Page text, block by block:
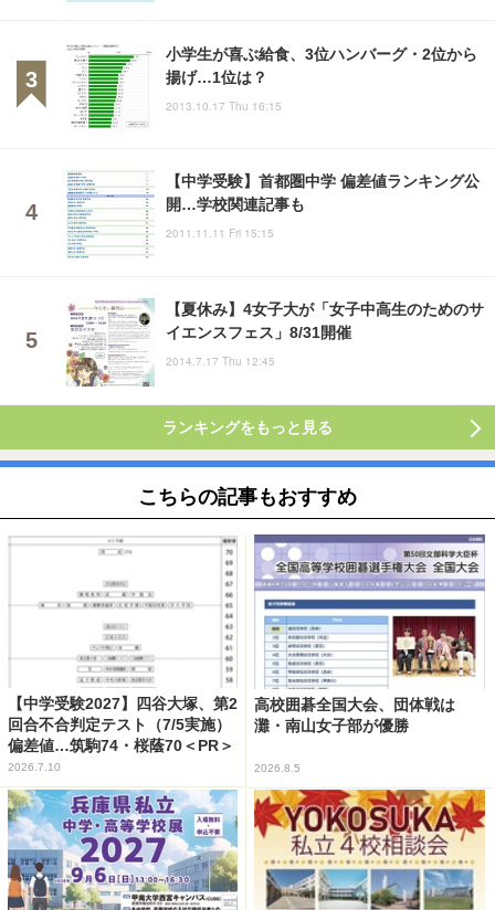
小学生が喜ぶ給食、3位ハンバーグ・2位から
揚げ…1位は？
2013.10.17 Thu 16:15
【中学受験】首都圏中学 偏差値ランキング公
開…学校関連記事も
2011.11.11 Fri 15:15
【夏休み】4女子大が「女子中高生のためのサ
イエンスフェス」8/31開催
2014.7.17 Thu 12:45
ランキングをもっと見る
こちらの記事もおすすめ
【中学受験2027】四谷大塚、第2
回合不合判定テスト（7/5実施）
偏差値…筑駒74・桜蔭70＜PR＞
2026.7.10
高校囲碁全国大会、団体戦は
灘・南山女子部が優勝
2026.8.5